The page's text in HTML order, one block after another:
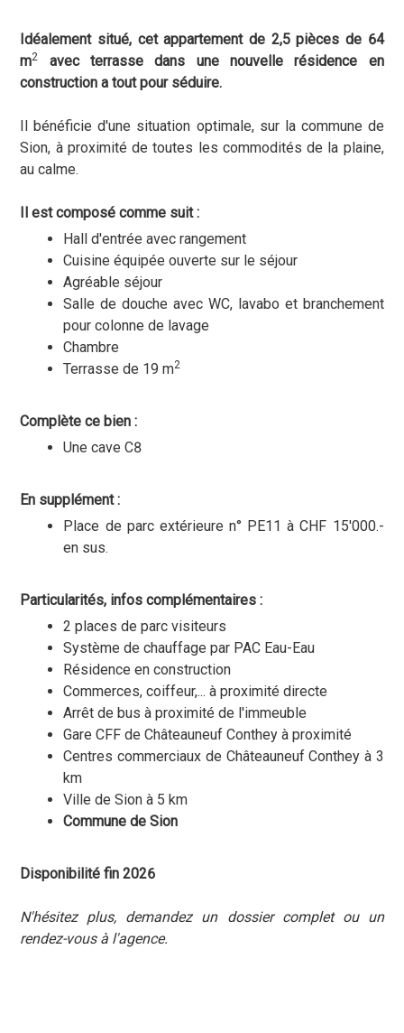
Idéalement situé, cet appartement de 2,5 pièces de 64
m2
avec terrasse dans une nouvelle résidence en
construction a tout pour séduire.
Il bénéficie d'une situation optimale, sur la commune de
Sion, à proximité de toutes les commodités de la plaine,
au calme.
Il est composé comme suit :
Hall d'entrée avec rangement
Cuisine équipée ouverte sur le séjour
Agréable séjour
Salle de douche avec WC, lavabo et branchement
pour colonne de lavage
Chambre
Terrasse de 19 m2
Complète ce bien :
Une cave C8
En supplément :
Place de parc extérieure n° PE11 à CHF 15'000.-
en sus.
Particularités, infos complémentaires :
2 places de parc visiteurs
Système de chauffage par PAC Eau-Eau
Résidence en construction
Commerces, coiffeur,... à proximité directe
Arrêt de bus à proximité de l'immeuble
Gare CFF de Châteauneuf Conthey à proximité
Centres commerciaux de Châteauneuf Conthey à 3
km
Ville de Sion à 5 km
Commune de Sion
Disponibilité fin 2026
N'hésitez plus, demandez un dossier complet ou un
rendez-vous à l'agence.